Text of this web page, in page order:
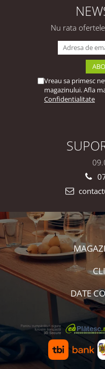
Open Design Integral
Suspendat
Personalizabil - Hulgo
Nu rata
Vreau sa primesc
magazinului. Afla
Confidentialitate
DATE